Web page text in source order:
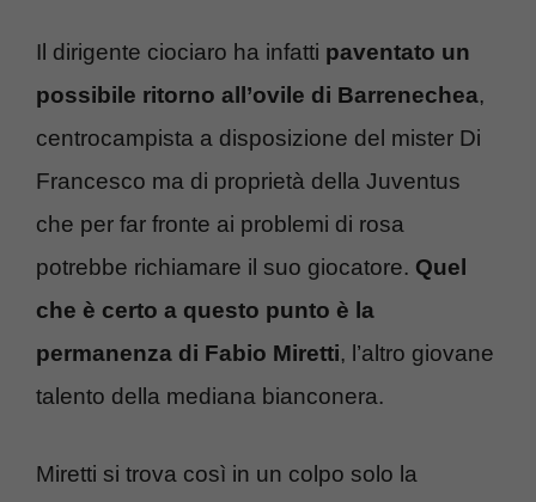
Il dirigente ciociaro ha infatti paventato un
possibile ritorno all’ovile di Barrenechea,
centrocampista a disposizione del mister Di
Francesco ma di proprietà della Juventus
che per far fronte ai problemi di rosa
potrebbe richiamare il suo giocatore. Quel
che è certo a questo punto è la
permanenza di Fabio Miretti, l’altro giovane
talento della mediana bianconera.
Miretti si trova così in un colpo solo la